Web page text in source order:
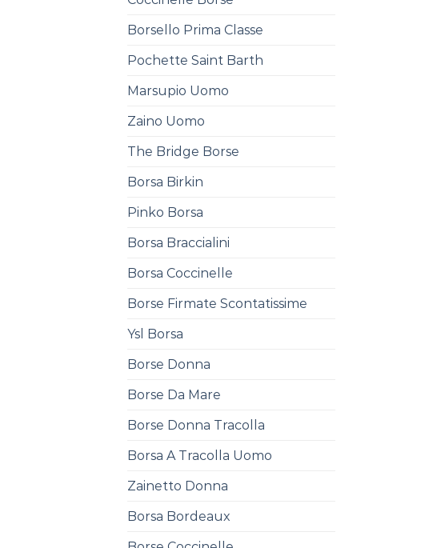
Borsello Prima Classe
Pochette Saint Barth
Marsupio Uomo
Zaino Uomo
The Bridge Borse
Borsa Birkin
Pinko Borsa
Borsa Braccialini
Borsa Coccinelle
Borse Firmate Scontatissime
Ysl Borsa
Borse Donna
Borse Da Mare
Borse Donna Tracolla
Borsa A Tracolla Uomo
Zainetto Donna
Borsa Bordeaux